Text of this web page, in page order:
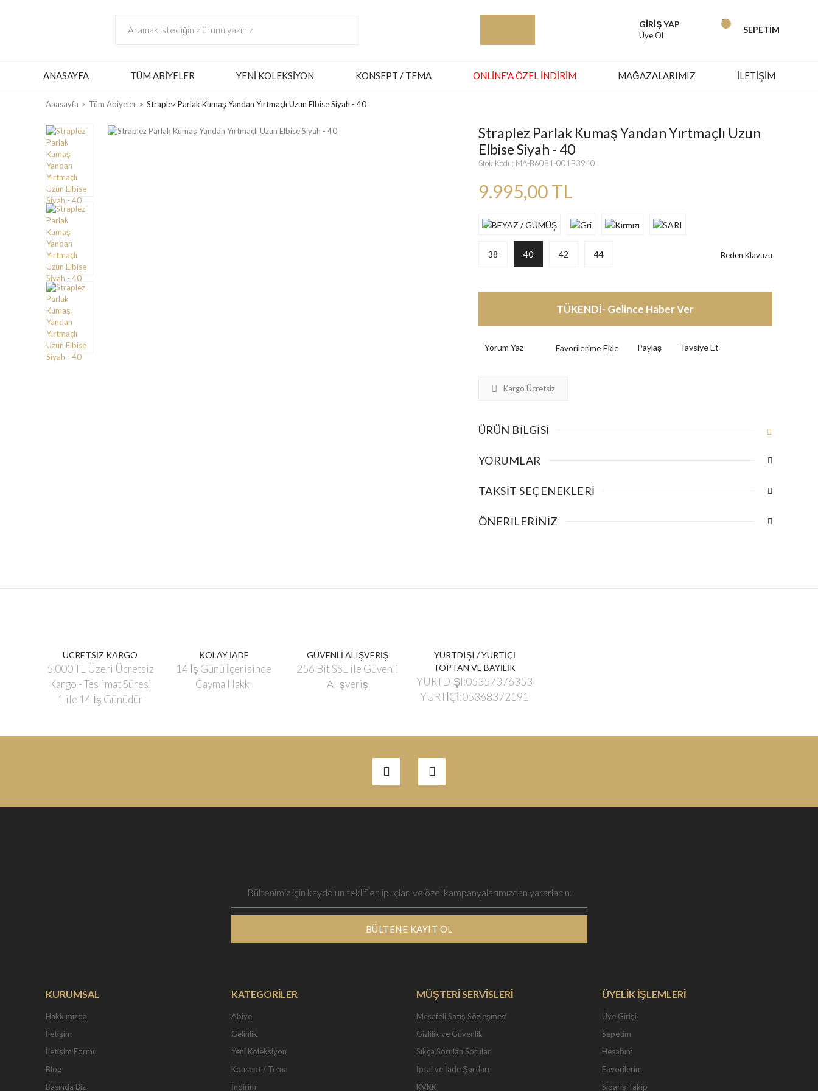
GİRİŞ YAP
Üye Ol
SEPETİM
ANASAYFA TÜM ABIYELER YENI KOLEKSIYON KONSEPT / TEMA ONLINE'A ÖZEL İNDIRIM MAĞAZALARIMIZ İLETİŞİM
Anasayfa Tüm Abiyeler Straplez Parlak Kumaş Yandan Yırtmaçlı Uzun Elbise Siyah - 40
Straplez Parlak Kumaş Yandan Yırtmaçlı Uzun
Elbise Siyah - 40
Stok Kodu: MA-B6081-001B3940
9.995,00 TL
38 40 42 44 Beden Klavuzu
TÜKENDİ- Gelince Haber Ver
Yorum Yaz Paylaş Tavsiye Et
Kargo Ücretsiz
ÜRÜN BILGISI
YORUMLAR
TAKSIT SEÇENEKLERI
ÖNERILERINIZ
ÜCRETSİZ KARGO
5.000 TL Üzeri Ücretsiz
Kargo - Teslimat Süresi
1 ile 14 İş Günüdür
KOLAY İADE
14 İş Günü İçerisinde
Cayma Hakkı
GÜVENLİ ALIŞVERİŞ
256 Bit SSL ile Güvenli
Alışveriş
YURTDIŞI / YURTİÇİ
TOPTAN VE BAYİLİK
YURTDIŞI:05357376353
YURTİÇİ:05368372191
BÜLTENE KAYIT OL
KURUMSAL
Hakkımızda
İletişim
İletişim Formu
Blog
Basında Biz
KATEGORİLER
Abiye
Gelinlik
Yeni Koleksiyon
Konsept / Tema
İndirim
MÜŞTERİ SERVİSLERİ
Mesafeli Satış Sözleşmesi
Gizlilik ve Güvenlik
Sıkça Sorulan Sorular
İptal ve İade Şartları
KVKK
ÜYELİK İŞLEMLERİ
Üye Girişi
Sepetim
Hesabım
Favorilerim
Sipariş Takip